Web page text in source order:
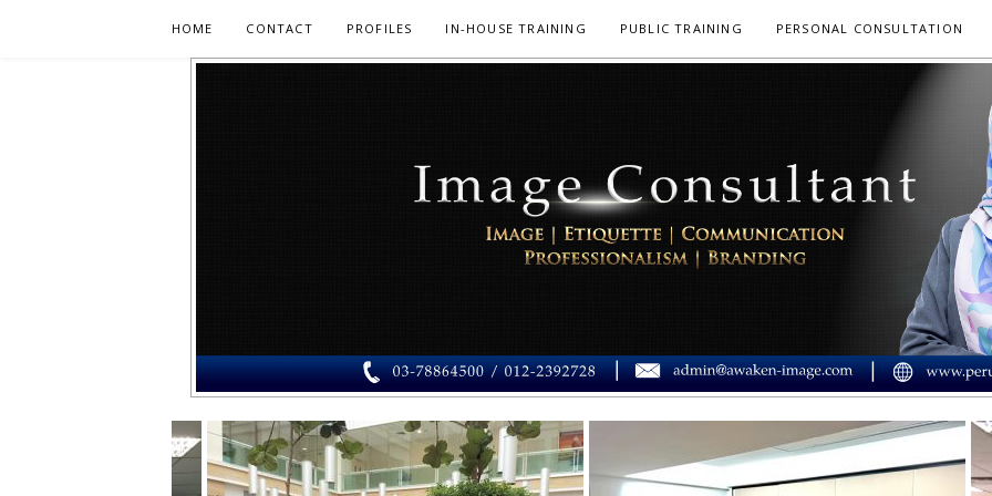
HOME CONTACT PROFILES IN-HOUSE TRAINING PUBLIC TRAINING PERSONAL CONSULTATION
PERUNDING IMEJ MUSLIMAH
PERUNDING IMEJ MUSLIMAH – RAIHAN